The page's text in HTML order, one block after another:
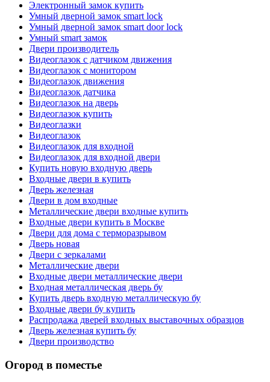
Электронный замок купить
Умный дверной замок smart lock
Умный дверной замок smart door lock
Умный smart замок
Двери производитель
Видеоглазок с датчиком движения
Видеоглазок с монитором
Видеоглазок движения
Видеоглазок датчика
Видеоглазок на дверь
Видеоглазок купить
Видеоглазки
Видеоглазок
Видеоглазок для входной
Видеоглазок для входной двери
Купить новую входную дверь
Входные двери в купить
Дверь железная
Двери в дом входные
Металлические двери входные купить
Входные двери купить в Москве
Двери для дома с терморазрывом
Дверь новая
Двери с зеркалами
Металлические двери
Входные двери металлические двери
Входная металлическая дверь бу
Купить дверь входную металлическую бу
Входные двери бу купить
Распродажа дверей входных выставочных образцов
Дверь железная купить бу
Двери производство
Огород в поместье